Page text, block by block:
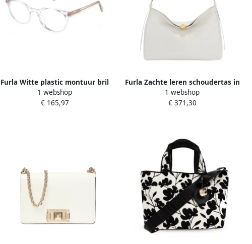
Furla Witte plastic montuur bril
White Dames
1 webshop
€ 165,97
Furla Zachte leren schoudertas in
ijswit White Dames
1 webshop
€ 371,30